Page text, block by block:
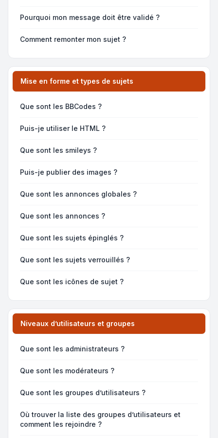
Pourquoi mon message doit être validé ?
Comment remonter mon sujet ?
Mise en forme et types de sujets
Que sont les BBCodes ?
Puis-je utiliser le HTML ?
Que sont les smileys ?
Puis-je publier des images ?
Que sont les annonces globales ?
Que sont les annonces ?
Que sont les sujets épinglés ?
Que sont les sujets verrouillés ?
Que sont les icônes de sujet ?
Niveaux d’utilisateurs et groupes
Que sont les administrateurs ?
Que sont les modérateurs ?
Que sont les groupes d’utilisateurs ?
Où trouver la liste des groupes d’utilisateurs et
comment les rejoindre ?